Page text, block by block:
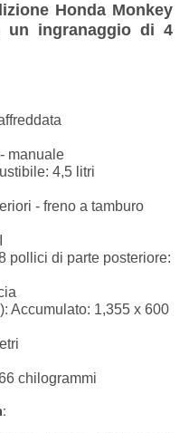
Honda Monkey
un ingranaggio di 4
manuale
4,5 litri
- freno a tamburo
pollici di parte posteriore:
Accumulato: 1,355 x 600
chilogrammi